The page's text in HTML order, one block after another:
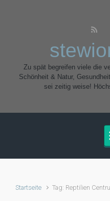
Zu spät begreifen viele die
Schönheit & Natur,
sei zeitig weise!
Startseite Tag: Reptilien